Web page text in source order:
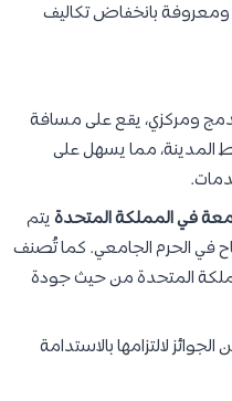
ومعروفة بانخفاض تكاليف
ومركزي، يقع على مسافة
المدينة، مما يسهل على
في المملكة المتحدةيتم
في الحرم الجامعي. كما تُصنف
في المملكة المتحدة من حيث جودة
لالتزامها بالاستدامة